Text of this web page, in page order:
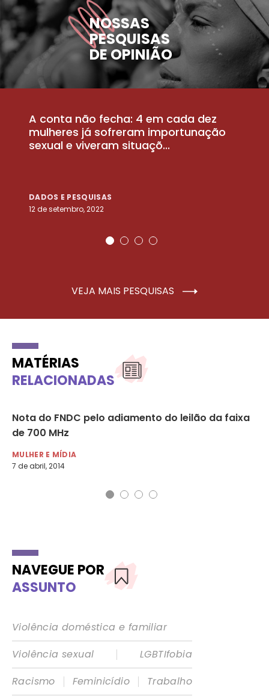
NOSSAS
PESQUISAS
DE OPINIÃO
A conta não fecha: 4 em cada dez
mulheres já sofreram importunação
sexual e viveram situaçõ...
DADOS E PESQUISAS
12 de setembro, 2022
VEJA MAIS PESQUISAS
MATÉRIAS
RELACIONADAS
Nota do FNDC pelo adiamento do leilão da faixa
de 700 MHz
MULHER E MÍDIA
7 de abril, 2014
NAVEGUE POR
ASSUNTO
Violência doméstica e familiar
Violência sexual
|
LGBTIfobia
Racismo
| Feminicídio |
Trabalho